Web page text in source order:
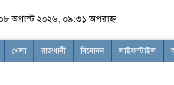
অগাস্ট ২০২৬, ০৯:৩১ অপরাহ্ন
খেলা রাজধানী বিনোদন লাইফস্টাইল